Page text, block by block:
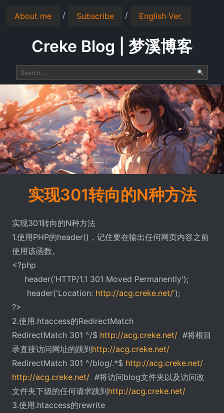
About me / Subscribe / English Ver.
Creke Blog | 梦溪博客
实现301转向的N种方法
实现301转向的N种方法
1.使用PHP的header()，记住要在输出任何网页内容之前
使用该函数。
<?php
header('HTTP/1.1 301 Moved Permanently');
header('Location: http://acg.creke.net/');
?>
2.使用.htaccess的RedirectMatch
RedirectMatch 301 ^/$ http://acg.creke.net/ #将根目
录直接访问网址的跳到http://acg.creke.net/
RedirectMatch 301 ^/blog/.*$ http://acg.creke.net/
http://acg.creke.net/ #将访问blog文件夹以及访问改
文件夹下级的任何请求跳到http://acg.creke.net/
3.使用.htaccess的rewrite